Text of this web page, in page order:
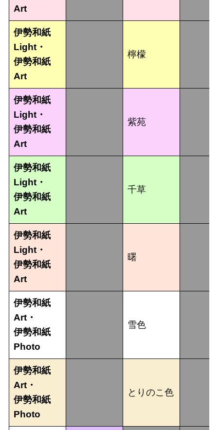
Art
伊勢和紙
Light・
伊勢和紙
Art
檸檬
伊勢和紙
Light・
伊勢和紙
Art
紫苑
伊勢和紙
Light・
伊勢和紙
Art
千草
伊勢和紙
Light・
伊勢和紙
Art
曙
伊勢和紙
Art・
伊勢和紙
Photo
雪色
伊勢和紙
Art・
伊勢和紙
Photo
とりのこ色